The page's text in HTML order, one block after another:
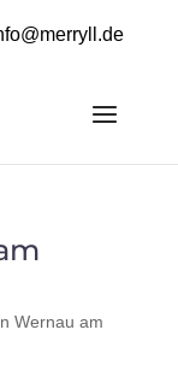
Wernau am